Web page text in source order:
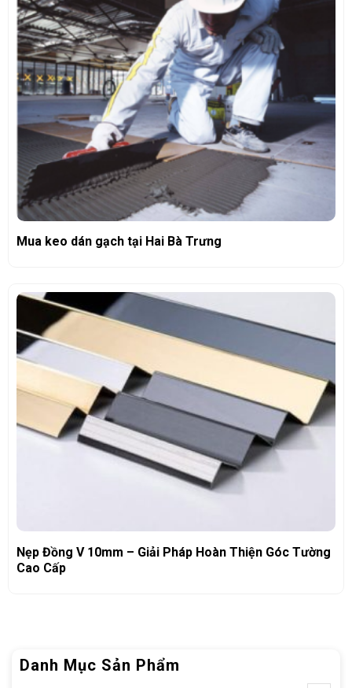
Danh Mục Sản Phẩm
Mua keo dán gạch tại Hai Bà Trưng
Nẹp Đồng V 10mm – Giải Pháp Hoàn Thiện Góc Tường
Cao Cấp